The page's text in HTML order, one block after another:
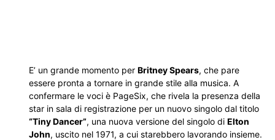
E’ un grande momento per Britney Spears, che pare
essere pronta a tornare in grande stile alla musica. A
confermare le voci è PageSix, che rivela la presenza della
star in sala di registrazione per un nuovo singolo dal titolo
“Tiny Dancer”, una nuova versione del singolo di Elton
John, uscito nel 1971, a cui starebbero lavorando insieme.